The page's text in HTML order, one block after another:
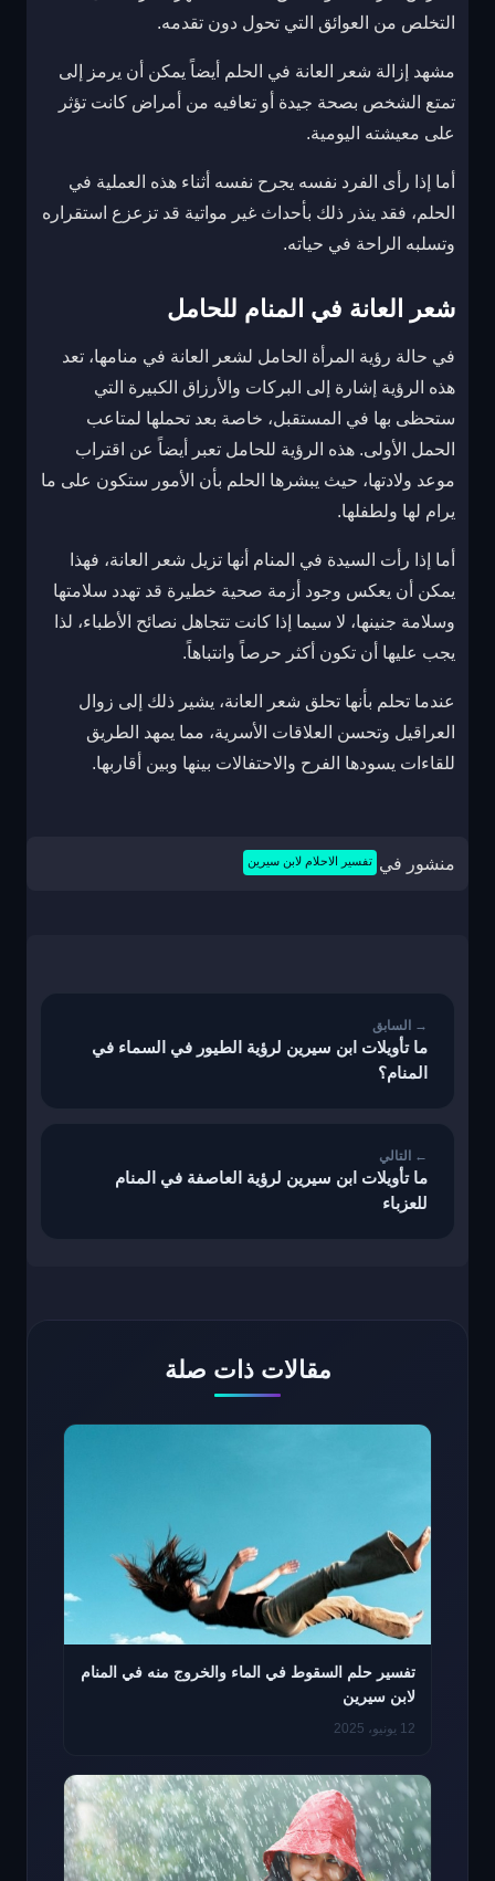
التخلص من العوائق التي تحول دون تقدمه.
مشهد إزالة شعر العانة في الحلم أيضاً يمكن أن يرمز إلى
تمتع الشخص بصحة جيدة أو تعافيه من أمراض كانت تؤثر
على معيشته اليومية.
أما إذا رأى الفرد نفسه يجرح نفسه أثناء هذه العملية في
الحلم، فقد ينذر ذلك بأحداث غير مواتية قد تزعزع استقراره
وتسلبه الراحة في حياته.
شعر العانة في المنام للحامل
في حالة رؤية المرأة الحامل لشعر العانة في منامها، تعد
هذه الرؤية إشارة إلى البركات والأرزاق الكبيرة التي
ستحظى بها في المستقبل، خاصة بعد تحملها لمتاعب
الحمل الأولى. هذه الرؤية للحامل تعبر أيضاً عن اقتراب
موعد ولادتها، حيث يبشرها الحلم بأن الأمور ستكون على ما
يرام لها ولطفلها.
أما إذا رأت السيدة في المنام أنها تزيل شعر العانة، فهذا
يمكن أن يعكس وجود أزمة صحية خطيرة قد تهدد سلامتها
وسلامة جنينها، لا سيما إذا كانت تتجاهل نصائح الأطباء، لذا
يجب عليها أن تكون أكثر حرصاً وانتباهاً.
عندما تحلم بأنها تحلق شعر العانة، يشير ذلك إلى زوال
العراقيل وتحسن العلاقات الأسرية، مما يمهد الطريق
للقاءات يسودها الفرح والاحتفالات بينها وبين أقاربها.
منشور في تفسير الاحلام لابن سيرين
ما تأويلات ابن سيرين لرؤية الطيور في السماء في
المنام؟
ما تأويلات ابن سيرين لرؤية العاصفة في المنام
للعزباء
مقالات ذات صلة
تفسير حلم السقوط في الماء والخروج منه في المنام
لابن سيرين
12 يونيو، 2025